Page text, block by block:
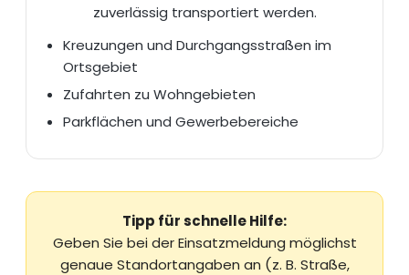
zuverlässig transportiert werden.
Kreuzungen und Durchgangsstraßen im
Ortsgebiet
Zufahrten zu Wohngebieten
Parkflächen und Gewerbebereiche
Tipp für schnelle Hilfe:
Geben Sie bei der Einsatzmeldung möglichst
genaue Standortangaben an (z. B. Straße,